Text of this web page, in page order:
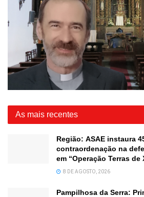
As mais recentes
Região: ASAE instaura
contraordenação na
em “Operação Terras de
8 DE AGOSTO, 2026
Pampilhosa da Serra: